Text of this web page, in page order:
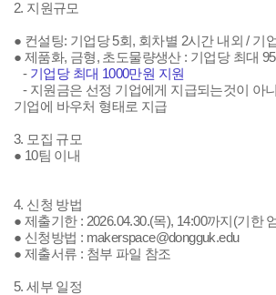
2. 지원규모
● 컨설팅: 기업당 5회, 회차별 2시간 내외 / 기
● 제품화, 금형, 초도물량생산 : 기업당 최대
- 기업당 최대 1000만원 지원
- 지원금은 선정 기업에게 지급되는것이 아
기업에 바우처 형태로 지급
3. 모집 규모
● ​10팀 이내
4. 신청 방법
● 제출기한 : 2026.04.30.(목), 14:00까지(기한
● 신청방법 : makerspace@dongguk.edu
● 제출서류 : 첨부 파일 참조
5. 세부 일정